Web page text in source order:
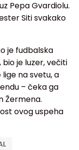
Pepa Gvardiolu.
Siti svakako
je fudbalska
je luzer, večiti
na svetu, a
– čeka ga
Žermena.
ovog uspeha